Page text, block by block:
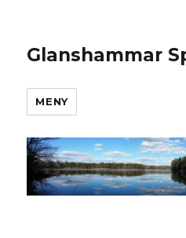
Glanshammar
MENY